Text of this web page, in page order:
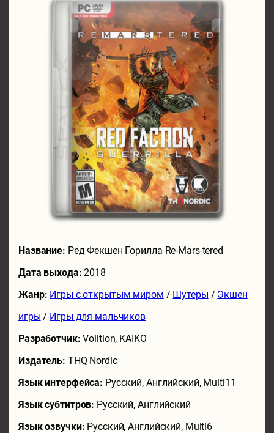
Название: Ред Фекшен Горилла Re-Mars-tered
Дата выхода:2018
Жанр: Игры с открытым миром / Шутеры / Экшен
игры / Игры для мальчиков
Разработчик:Volition, KAIKO
Издатель: THQ Nordic
Язык интерфейса: Русский, Английский, Multi11
Язык субтитров: Русский, Английский
Язык озвучки: Русский, Английский, Multi6